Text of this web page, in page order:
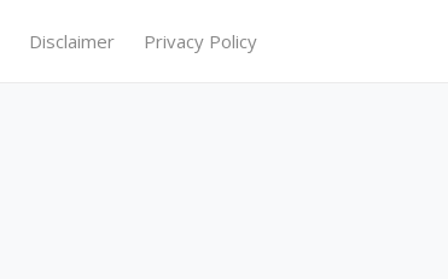
Disclaimer Privacy Policy